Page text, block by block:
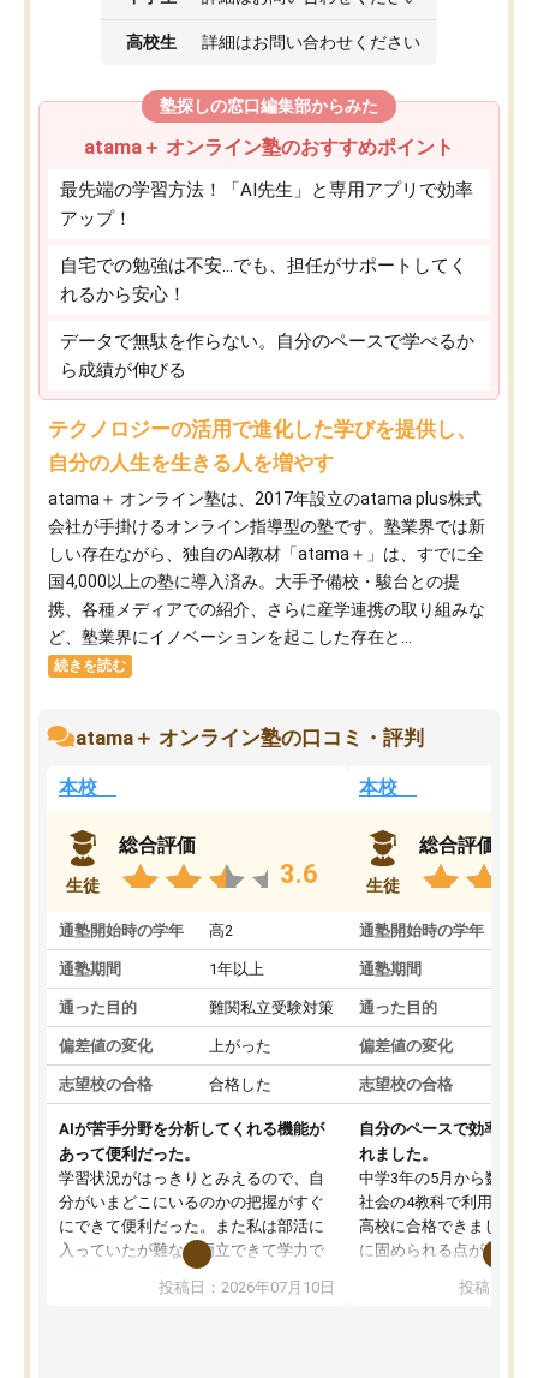
高校生 詳細はお問い合わせください
塾探しの窓口編集部からみた
atama＋ オンライン塾のおすすめポイント
最先端の学習方法！「AI先生」と専用アプリで効率
アップ！
自宅での勉強は不安…でも、担任がサポートしてく
れるから安心！
データで無駄を作らない。自分のペースで学べるか
ら成績が伸びる
テクノロジーの活用で進化した学びを提供し、
自分の人生を生きる人を増やす
atama＋ オンライン塾は、2017年設立のatama plus株式
会社が手掛けるオンライン指導型の塾です。塾業界では新
しい存在ながら、独自のAI教材「atama＋」は、すでに全
国4,000以上の塾に導入済み。大手予備校・駿台との提
携、各種メディアでの紹介、さらに産学連携の取り組みな
ど、塾業界にイノベーションを起こした存在と...
続きを読む
atama＋ オンライン塾の口コミ・評判
本校
生徒
総合評価
3.6
通塾開始時の学年 高2
通塾期間 1年以上
通った目的 難関私立受験対策
偏差値の変化 上がった
志望校の合格 合格した
AIが苦手分野を分析してくれる機能が
あって便利だった。
学習状況がはっきりとみえるので、自
分がいまどこにいるのかの把握がすぐ
にできて便利だった。また私は部活に
入っていたが難なく両立できて学力で
も部活でも結果を残すことができてよ
かった。また問題演習の際に、自分が
投稿日：2026年07月10日
本校
生徒
総合評価
通塾開始時の学年
通塾期間
通った目的
偏差値の変化
志望校の合格
自分のペースで効率よく
れました。
中学3年の5月から数学・
社会の4教科で利用し、
高校に合格できました。
に固められる点が魅力で
項目のおかげで、手軽
投稿日：